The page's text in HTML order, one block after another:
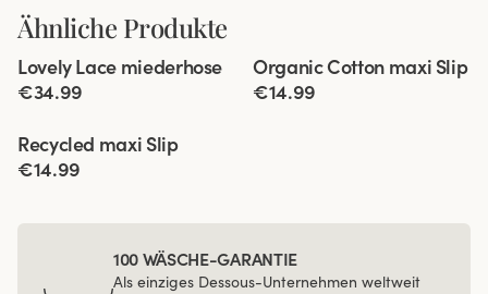
Ähnliche Produkte
4 für 3
Lovely Lace miederhose
€34.99
4 für 3 Neue Farbe
Organic Cotton maxi Slip
€14.99
4 für 3
Recycled maxi Slip
€14.99
100 WÄSCHE-GARANTIE
Als einziges Dessous-Unternehmen weltweit